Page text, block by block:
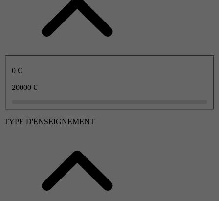
0 €
20000 €
TYPE D'ENSEIGNEMENT